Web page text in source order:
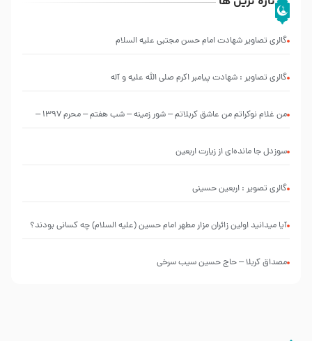
گالری تصاویر شهادت امام حسن مجتبی علیه السلام
گالری تصاویر : شهادت پیامبر اکرم صلی الله علیه و آله
من غلام نوکراتم من عاشق کربلاتم – شور زمینه – شب هفتم – محرم 1397 –
سوزدل جا مانده‌ای از زیارت اربعین
گالری تصویر : اربعین حسینی
آیا میدانید اولین زائران مزار مطهر امام حسین (علیه السلام) چه کسانی بودند؟
مصداق کربلا – حاج حسین سیب سرخی